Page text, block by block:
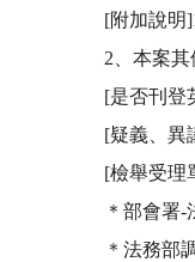
[附加說明
2、本案
[是否刊登
[疑義、異
[檢舉受理
＊部會署-
＊法務部